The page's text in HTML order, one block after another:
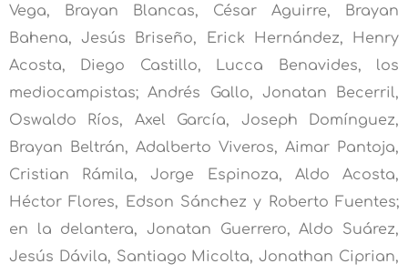
Vega, Brayan Blancas, César Aguirre, Brayan
Bahena, Jesús Briseño, Erick Hernández, Henry
Acosta, Diego Castillo, Lucca Benavides, los
mediocampistas; Andrés Gallo, Jonatan Becerril,
Oswaldo Ríos, Axel García, Joseph Domínguez,
Brayan Beltrán, Adalberto Viveros, Aimar Pantoja,
Cristian Rámila, Jorge Espinoza, Aldo Acosta,
Héctor Flores, Edson Sánchez y Roberto Fuentes;
en la delantera, Jonatan Guerrero, Aldo Suárez,
Jesús Dávila, Santiago Micolta, Jonathan Ciprian,